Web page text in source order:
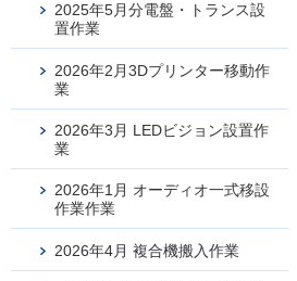
2025年5月分電盤・トランス設
置作業
2026年2月3Dプリンター移動作
業
2026年3月 LEDビジョン設置作
業
2026年1月 オーディオ一式移設
作業作業
2026年4月 複合機搬入作業